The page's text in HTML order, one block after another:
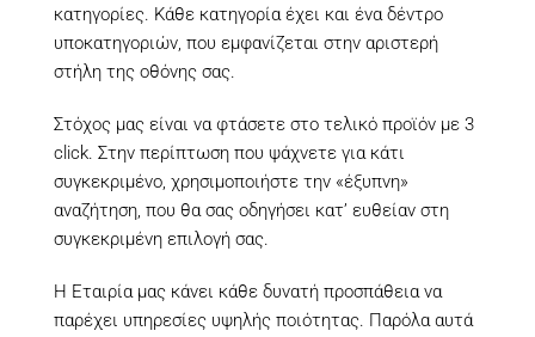
κατηγορίες. Κάθε κατηγορία έχει και ένα δέντρο
υποκατηγοριών, που εμφανίζεται στην αριστερή
στήλη της οθόνης σας.
Στόχος μας είναι να φτάσετε στο τελικό προϊόν με 3
click. Στην περίπτωση που ψάχνετε για κάτι
συγκεκριμένο, χρησιμοποιήστε την «έξυπνη»
αναζήτηση, που θα σας οδηγήσει κατ’ ευθείαν στη
συγκεκριμένη επιλογή σας.
Η Εταιρία μας κάνει κάθε δυνατή προσπάθεια να
παρέχει υπηρεσίες υψηλής ποιότητας. Παρόλα αυτά